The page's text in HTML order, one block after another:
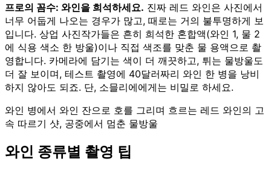
프로의 꼼수: 와인을 희석하세요. 진짜 레드 와인은 사진에서
너무 어둡게 나오는 경우가 많고, 때로는 거의 불투명하게 보
입니다. 상업 사진작가들은 흔히 희석한 혼합액(와인 1, 물 2
에 식용 색소 한 방울)이나 직접 색조를 맞춘 물 용액으로 촬
영합니다. 카메라에 담기는 색이 더 깨끗하고, 튀는 물방울도
더 잘 보이며, 테스트 촬영에 40달러짜리 와인 한 병을 낭비
하지 않아도 되죠. 단, 소믈리에에게는 비밀로 하세요.
와인 병에서 와인 잔으로 호를 그리며 흐르는 레드 와인의 고
속 따르기 샷, 공중에서 멈춘 물방울
와인 종류별 촬영 팁